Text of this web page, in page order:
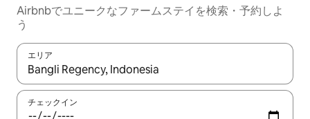
Airbnbでユニークなファームステイを検索・予約しよ
う
エリア
検索結果が表示されたら、上下の矢印キーを使って移動するか
チェックイン